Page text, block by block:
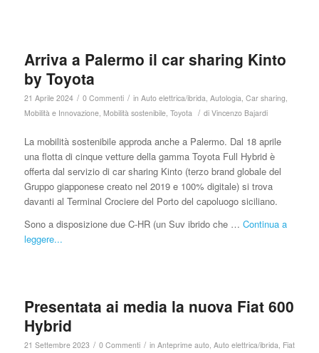
Arriva a Palermo il car sharing Kinto
by Toyota
21 Aprile 2024 / 0 Commenti / in Auto elettrica/ibrida, Autologia, Car sharing,
Mobilità e Innovazione, Mobilità sostenibile, Toyota / di Vincenzo Bajardi
La mobilità sostenibile approda anche a Palermo. Dal 18 aprile
una flotta di cinque vetture della gamma Toyota Full Hybrid è
offerta dal servizio di car sharing Kinto (terzo brand globale del
Gruppo giapponese creato nel 2019 e 100% digitale) si trova
davanti al Terminal Crociere del Porto del capoluogo siciliano.
Sono a disposizione due C-HR (un Suv ibrido che … Continua a
leggere...
Presentata ai media la nuova Fiat 600
Hybrid
21 Settembre 2023 / 0 Commenti / in Anteprime auto, Auto elettrica/ibrida, Fiat